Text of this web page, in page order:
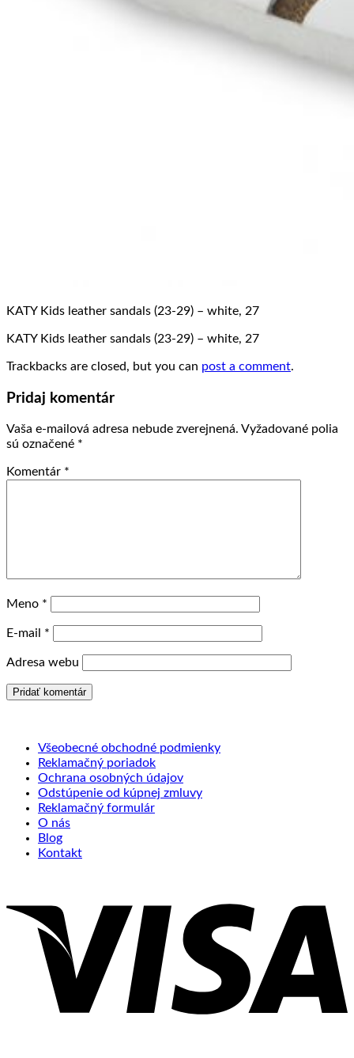
KATY Kids leather sandals (23-29) – white, 27
KATY Kids leather sandals (23-29) – white, 27
Trackbacks are closed, but you can post a comment.
Pridaj komentár
Vaša e-mailová adresa nebude zverejnená. Vyžadované polia
sú označené *
Komentár *
Meno *
E-mail *
Adresa webu
Všeobecné obchodné podmienky
Reklamačný poriadok
Ochrana osobných údajov
Odstúpenie od kúpnej zmluvy
Reklamačný formulár
O nás
Blog
Kontakt